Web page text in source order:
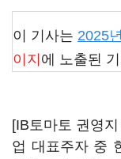
이 기사는 2025
이지 에 노출된
[IB토마토 권영
업 대표주자 중